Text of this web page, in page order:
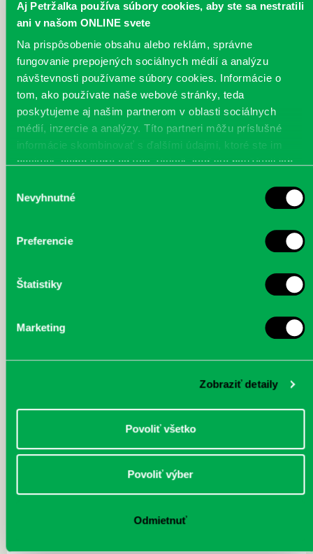
Aj Petržalka používa súbory cookies, aby ste sa nestratili
ani v našom ONLINE svete
Na prispôsobenie obsahu alebo reklám, správne
fungovanie prepojených sociálnych médií a analýzu
návštevnosti používame súbory cookies. Informácie o
tom, ako používate naše webové stránky, teda
poskytujeme aj našim partnerom v oblasti sociálnych
médií, inzercie a analýzy. Títo partneri môžu príslušné
informácie skombinovať s ďalšími údajmi, ktoré ste im
poskytli, alebo ktoré od vás získali, keď ste používali ich
súhlasu
Nevyhnutné
Preferencie
Štatistiky
Marketing
Zobraziť detaily
Povoliť všetko
Povoliť výber
Odmietnuť